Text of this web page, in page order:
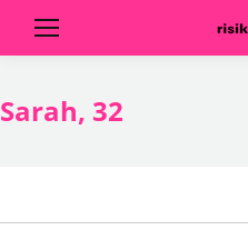
Sarah, 32